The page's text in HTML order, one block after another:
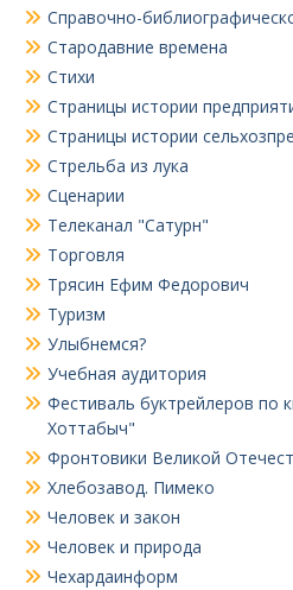
Справочно-
Стародавние времена
Стихи
Страницы истории
Страницы истории
Стрельба из лука
Сценарии
Телеканал "Сатурн"
Торговля
Трясин Ефим Федорович
Туризм
Улыбнемся?
Учебная аудитория
Фестиваль буктрейлеров по
Хоттабыч"
Фронтовики Великой
Хлебозавод. Пимеко
Человек и закон
Человек и природа
Чехардаинформ